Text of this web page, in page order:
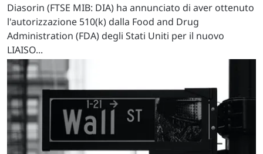
Diasorin (FTSE MIB: DIA) ha annunciato di aver ottenuto
l'autorizzazione 510(k) dalla Food and Drug
Administration (FDA) degli Stati Uniti per il nuovo
LIAISO...